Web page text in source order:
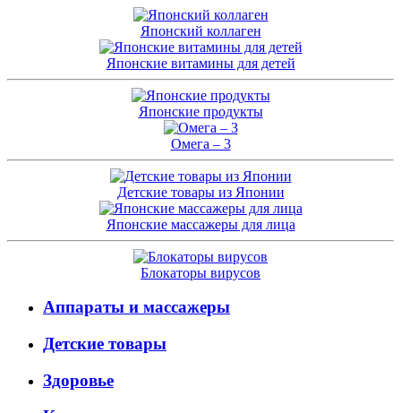
Японский коллаген
Японские витамины для детей
Японские продукты
Омега – 3
Детские товары из Японии
Японские массажеры для лица
Блокаторы вирусов
Аппараты и массажеры
Детские товары
Здоровье